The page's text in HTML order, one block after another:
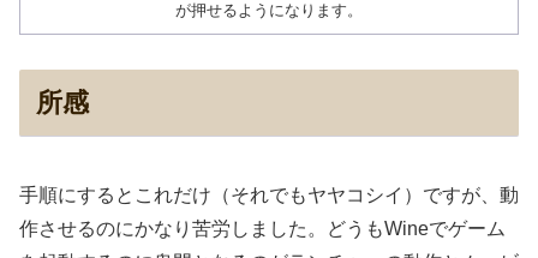
が押せるようになります。
所感
手順にするとこれだけ（それでもヤヤコシイ）ですが、動
作させるのにかなり苦労しました。どうもWineでゲーム